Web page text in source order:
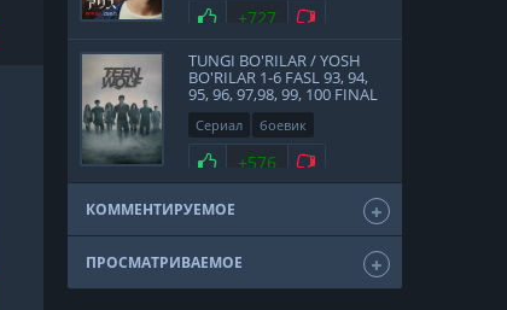
фантастика
Япония
Нравится
+727 Не нравится
TUNGI BO'RILAR / YOSH
BO'RILAR 1-6 FASL 93, 94,
95, 96, 97,98, 99, 100 FINAL
QISMLAR UZBEK TILIDA
Сериал
боевик
мелодрама
драма
2011
Нравится
+576 Не нравится
КОММЕНТИРУЕМОЕ
ПРОСМАТРИВАЕМОЕ